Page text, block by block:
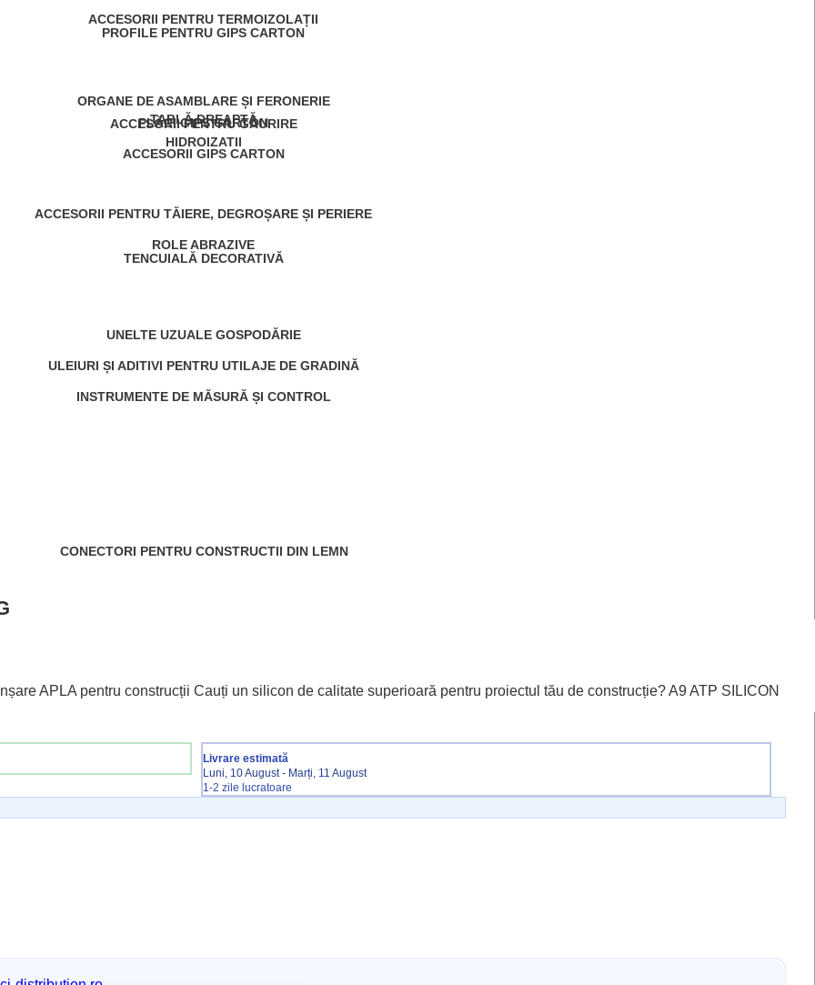
ACCESORII PENTRU TERMOIZOLAȚII
HIDROIZATII
TABLĂ DREAPTĂ
PROFILE PENTRU GIPS CARTON
PLĂCI GIPS CARTON
ACCESORII GIPS CARTON
TENCUIALĂ DECORATIVĂ
ORGANE DE ASAMBLARE ȘI FERONERIE
CONECTORI PENTRU CONSTRUCTII DIN LEMN
ACCESORII PENTRU GĂURIRE
ACCESORII PENTRU TĂIERE, DEGROȘARE ȘI PERIERE
ROLE ABRAZIVE
UNELTE UZUALE GOSPODĂRIE
ULEIURI ȘI ADITIVI PENTRU UTILAJE DE GRADINĂ
INSTRUMENTE DE MĂSURĂ ȘI CONTROL
APLA pentru construcții Cauți un silicon de calitate superioară pentru proiectul tău de construcție? A9 ATP SILICON
Livrare estimată
Luni, 10 August - Marți, 11 August
1-2 zile lucratoare